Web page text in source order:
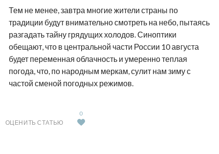
Тем не менее, завтра многие жители страны по
традиции будут внимательно смотреть на небо, пытаясь
разгадать тайну грядущих холодов. Синоптики
обещают, что в центральной части России 10 августа
будет переменная облачность и умеренно теплая
погода, что, по народным меркам, сулит нам зиму с
частой сменой погодных режимов.
ОЦЕНИТЬ СТАТЬЮ
0